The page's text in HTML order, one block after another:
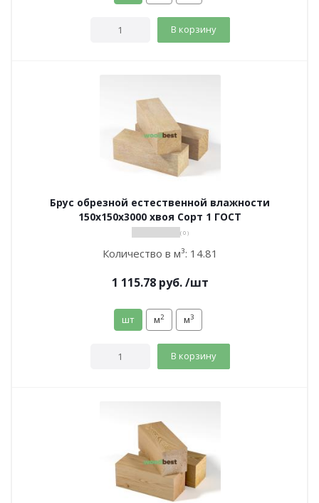
В корзину
Брус обрезной естественной влажности
150х150х3000 хвоя Сорт 1 ГОСТ
( 0 )
Количество в м³: 14.81
1 115.78руб. /шт
шт м2 м3
В корзину